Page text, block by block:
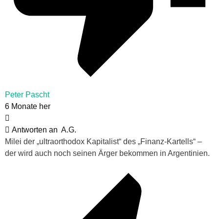
Peter Pascht
6 Monate her
Antworten an A.G.
Milei der „ultraorthodox Kapitalist“ des „Finanz-Kartells“ –
der wird auch noch seinen Ärger bekommen in Argentinien.